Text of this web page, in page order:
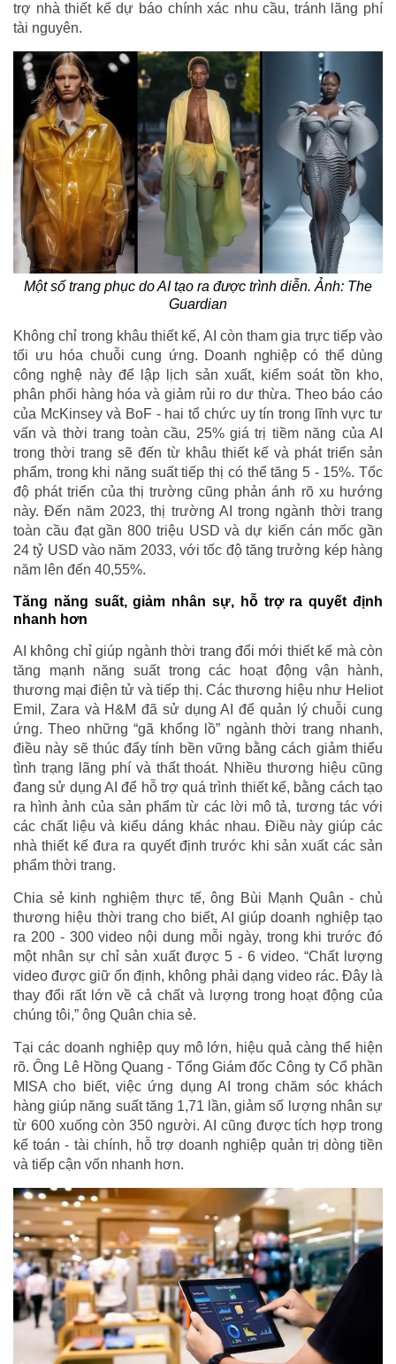
trợ nhà thiết kế dự báo chính xác nhu cầu, tránh lãng phí
tài nguyên.
Một số trang phục do AI tạo ra được trình diễn. Ảnh: The
Guardian
Không chỉ trong khâu thiết kế, AI còn tham gia trực tiếp vào
tối ưu hóa chuỗi cung ứng. Doanh nghiệp có thể dùng
công nghệ này để lập lịch sản xuất, kiểm soát tồn kho,
phân phối hàng hóa và giảm rủi ro dư thừa. Theo báo cáo
của McKinsey và BoF - hai tổ chức uy tín trong lĩnh vực tư
vấn và thời trang toàn cầu, 25% giá trị tiềm năng của AI
trong thời trang sẽ đến từ khâu thiết kế và phát triển sản
phẩm, trong khi năng suất tiếp thị có thể tăng 5 - 15%. Tốc
độ phát triển của thị trường cũng phản ánh rõ xu hướng
này. Đến năm 2023, thị trường AI trong ngành thời trang
toàn cầu đạt gần 800 triệu USD và dự kiến cán mốc gần
24 tỷ USD vào năm 2033, với tốc độ tăng trưởng kép hàng
năm lên đến 40,55%.
Tăng năng suất, giảm nhân sự, hỗ trợ ra quyết định
nhanh hơn
AI không chỉ giúp ngành thời trang đổi mới thiết kế mà còn
tăng mạnh năng suất trong các hoạt động vận hành,
thương mại điện tử và tiếp thị. Các thương hiệu như Heliot
Emil, Zara và H&M đã sử dụng AI để quản lý chuỗi cung
ứng. Theo những “gã khổng lồ” ngành thời trang nhanh,
điều này sẽ thúc đẩy tính bền vững bằng cách giảm thiểu
tình trạng lãng phí và thất thoát. Nhiều thương hiệu cũng
đang sử dụng AI để hỗ trợ quá trình thiết kế, bằng cách tạo
ra hình ảnh của sản phẩm từ các lời mô tả, tương tác với
các chất liệu và kiểu dáng khác nhau. Điều này giúp các
nhà thiết kế đưa ra quyết định trước khi sản xuất các sản
phẩm thời trang.
Chia sẻ kinh nghiệm thực tế, ông Bùi Mạnh Quân - chủ
thương hiệu thời trang cho biết, AI giúp doanh nghiệp tạo
ra 200 - 300 video nội dung mỗi ngày, trong khi trước đó
một nhân sự chỉ sản xuất được 5 - 6 video. “Chất lượng
video được giữ ổn định, không phải dạng video rác. Đây là
thay đổi rất lớn về cả chất và lượng trong hoạt động của
chúng tôi,” ông Quân chia sẻ.
Tại các doanh nghiệp quy mô lớn, hiệu quả càng thể hiện
rõ. Ông Lê Hồng Quang - Tổng Giám đốc Công ty Cổ phần
MISA cho biết, việc ứng dụng AI trong chăm sóc khách
hàng giúp năng suất tăng 1,71 lần, giảm số lượng nhân sự
từ 600 xuống còn 350 người. AI cũng được tích hợp trong
kế toán - tài chính, hỗ trợ doanh nghiệp quản trị dòng tiền
và tiếp cận vốn nhanh hơn.